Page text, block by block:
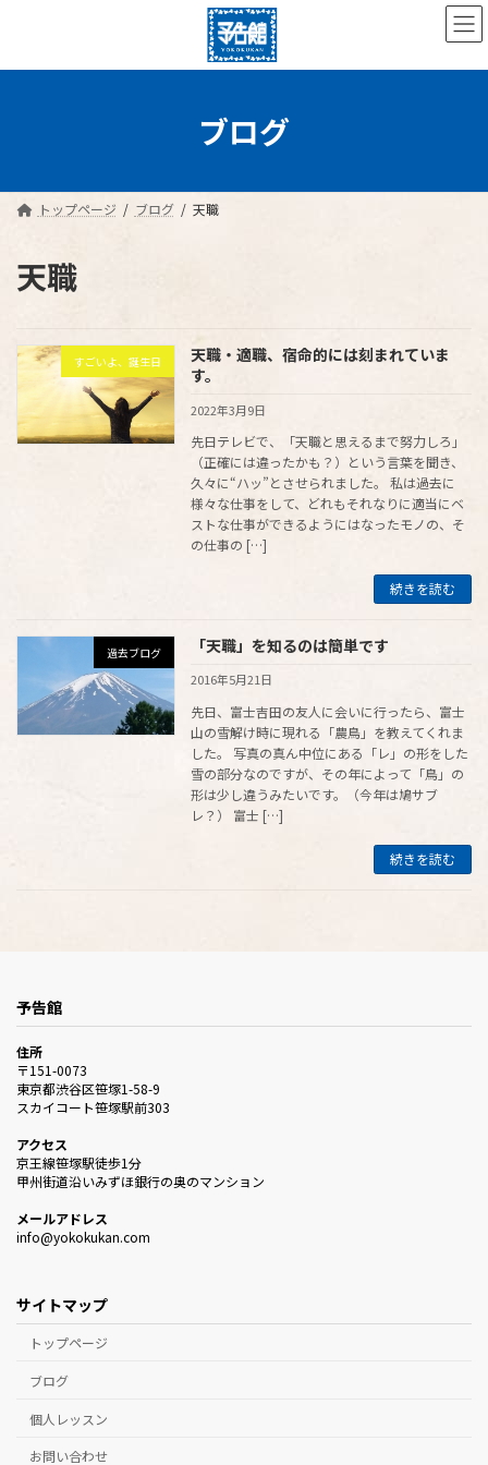
ン
ー
ブログ
トップページ ブログ 天職
天職
すごいよ、誕生日
天職・適職、宿命的には刻まれていま
す。
2022年3月9日
先日テレビで、「天職と思えるまで努力しろ」
（正確には違ったかも？）という言葉を聞き、
久々に“ハッ”とさせられました。 私は過去に
様々な仕事をして、どれもそれなりに適当にベ
ストな仕事ができるようにはなったモノの、そ
の仕事の […]
続きを読む
過去ブログ 「天職」を知るのは簡単です
2016年5月21日
先日、富士吉田の友人に会いに行ったら、富士
山の雪解け時に現れる「農鳥」を教えてくれま
した。 写真の真ん中位にある「レ」の形をした
雪の部分なのですが、その年によって「鳥」の
形は少し違うみたいです。（今年は鳩サブ
レ？） 富士 […]
続きを読む
予告館
住所
〒151-0073
東京都渋谷区笹塚1-58-9
スカイコート笹塚駅前303
アクセス
京王線笹塚駅徒歩1分
甲州街道沿いみずほ銀行の奥のマンション
メールアドレス
info@yokokukan.com
サイトマップ
トップページ
ブログ
個人レッスン
お問い合わせ